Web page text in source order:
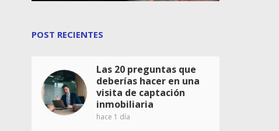
POST RECIENTES
Las 20 preguntas que
deberías hacer en una
visita de captación
inmobiliaria
hace 1 día